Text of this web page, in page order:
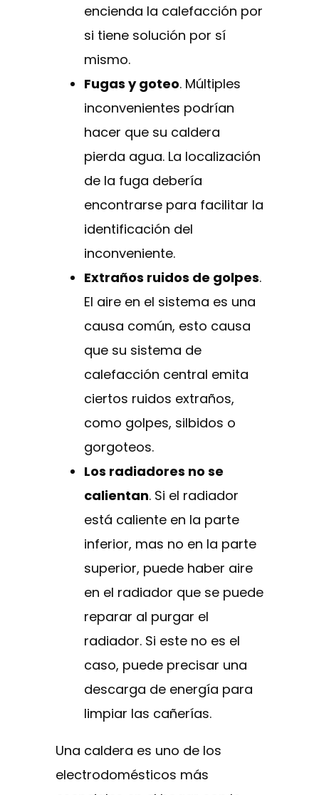
encienda la calefacción por
si tiene solución por sí
mismo.
Fugas y goteo. Múltiples
inconvenientes podrían
hacer que su caldera
pierda agua. La localización
de la fuga debería
encontrarse para facilitar la
identificación del
inconveniente.
Extraños ruidos de golpes.
El aire en el sistema es una
causa común, esto causa
que su sistema de
calefacción central emita
ciertos ruidos extraños,
como golpes, silbidos o
gorgoteos.
Los radiadores no se
calientan. Si el radiador
está caliente en la parte
inferior, mas no en la parte
superior, puede haber aire
en el radiador que se puede
reparar al purgar el
radiador. Si este no es el
caso, puede precisar una
descarga de energía para
limpiar las cañerías.
Una caldera es uno de los
electrodomésticos más